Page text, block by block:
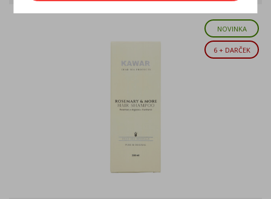
NOVINKA
6 + DARČEK